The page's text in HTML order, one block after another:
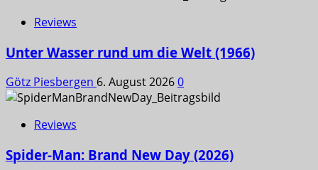
Reviews
Unter Wasser rund um die Welt (1966)
Götz Piesbergen 6. August 20260
Reviews
Spider-Man: Brand New Day (2026)